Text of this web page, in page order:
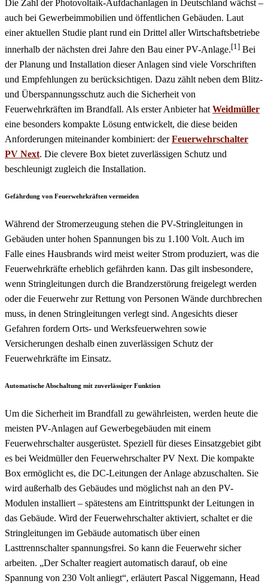
Die Zahl der Photovoltaik-Aufdachanlagen in Deutschland wächst –
auch bei Gewerbeimmobilien und öffentlichen Gebäuden. Laut
einer aktuellen Studie plant rund ein Drittel aller Wirtschaftsbetriebe
innerhalb der nächsten drei Jahre den Bau einer PV-Anlage.[1] Bei
der Planung und Installation dieser Anlagen sind viele Vorschriften
und Empfehlungen zu berücksichtigen. Dazu zählt neben dem Blitz-
und Überspannungsschutz auch die Sicherheit von
Feuerwehrkräften im Brandfall. Als erster Anbieter hat Weidmüller
eine besonders kompakte Lösung entwickelt, die diese beiden
Anforderungen miteinander kombiniert: derFeuerwehrschalter
PV Next. Die clevere Box bietet zuverlässigen Schutz und
beschleunigt zugleich die Installation.
Gefährdung von Feuerwehrkräften vermeiden
Während der Stromerzeugung stehen die PV-Stringleitungen in
Gebäuden unter hohen Spannungen bis zu 1.100 Volt. Auch im
Falle eines Hausbrands wird meist weiter Strom produziert, was die
Feuerwehrkräfte erheblich gefährden kann. Das gilt insbesondere,
wenn Stringleitungen durch die Brandzerstörung freigelegt werden
oder die Feuerwehr zur Rettung von Personen Wände durchbrechen
muss, in denen Stringleitungen verlegt sind. Angesichts dieser
Gefahren fordern Orts- und Werksfeuerwehren sowie
Versicherungen deshalb einen zuverlässigen Schutz der
Feuerwehrkräfte im Einsatz.
Automatische Abschaltung mit zuverlässiger Funktion
Um die Sicherheit im Brandfall zu gewährleisten, werden heute die
meisten PV-Anlagen auf Gewerbegebäuden mit einem
Feuerwehrschalter ausgerüstet. Speziell für dieses Einsatzgebiet gibt
es bei Weidmüller den Feuerwehrschalter PV Next. Die kompakte
Box ermöglicht es, die DC-Leitungen der Anlage abzuschalten. Sie
wird außerhalb des Gebäudes und möglichst nah an den PV-
Modulen installiert – spätestens am Eintrittspunkt der Leitungen in
das Gebäude. Wird der Feuerwehrschalter aktiviert, schaltet er die
Stringleitungen im Gebäude automatisch über einen
Lasttrennschalter spannungsfrei. So kann die Feuerwehr sicher
arbeiten. „Der Schalter reagiert automatisch darauf, ob eine
Spannung von 230 Volt anliegt“, erläutert Pascal Niggemann, Head